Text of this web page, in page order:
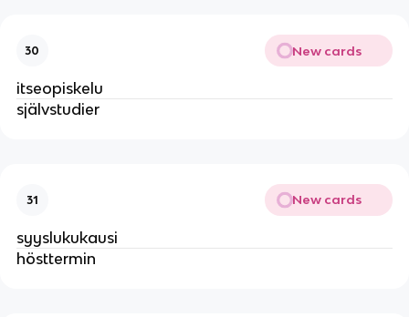
30 New cards
itseopiskelu
självstudier
31 New cards
syyslukukausi
hösttermin